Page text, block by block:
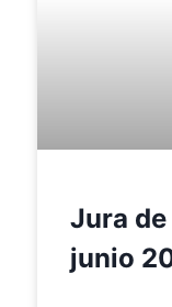
Jura de
junio